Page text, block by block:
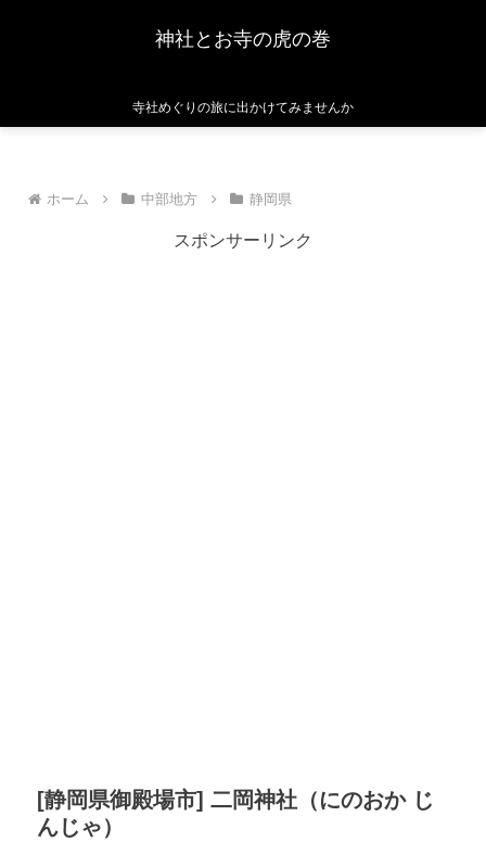
神社とお寺の虎の巻
寺社めぐりの旅に出かけてみませんか
ホーム 中部地方 静岡県
スポンサーリンク
[静岡県御殿場市] 二岡神社（にのおか じ
んじゃ）